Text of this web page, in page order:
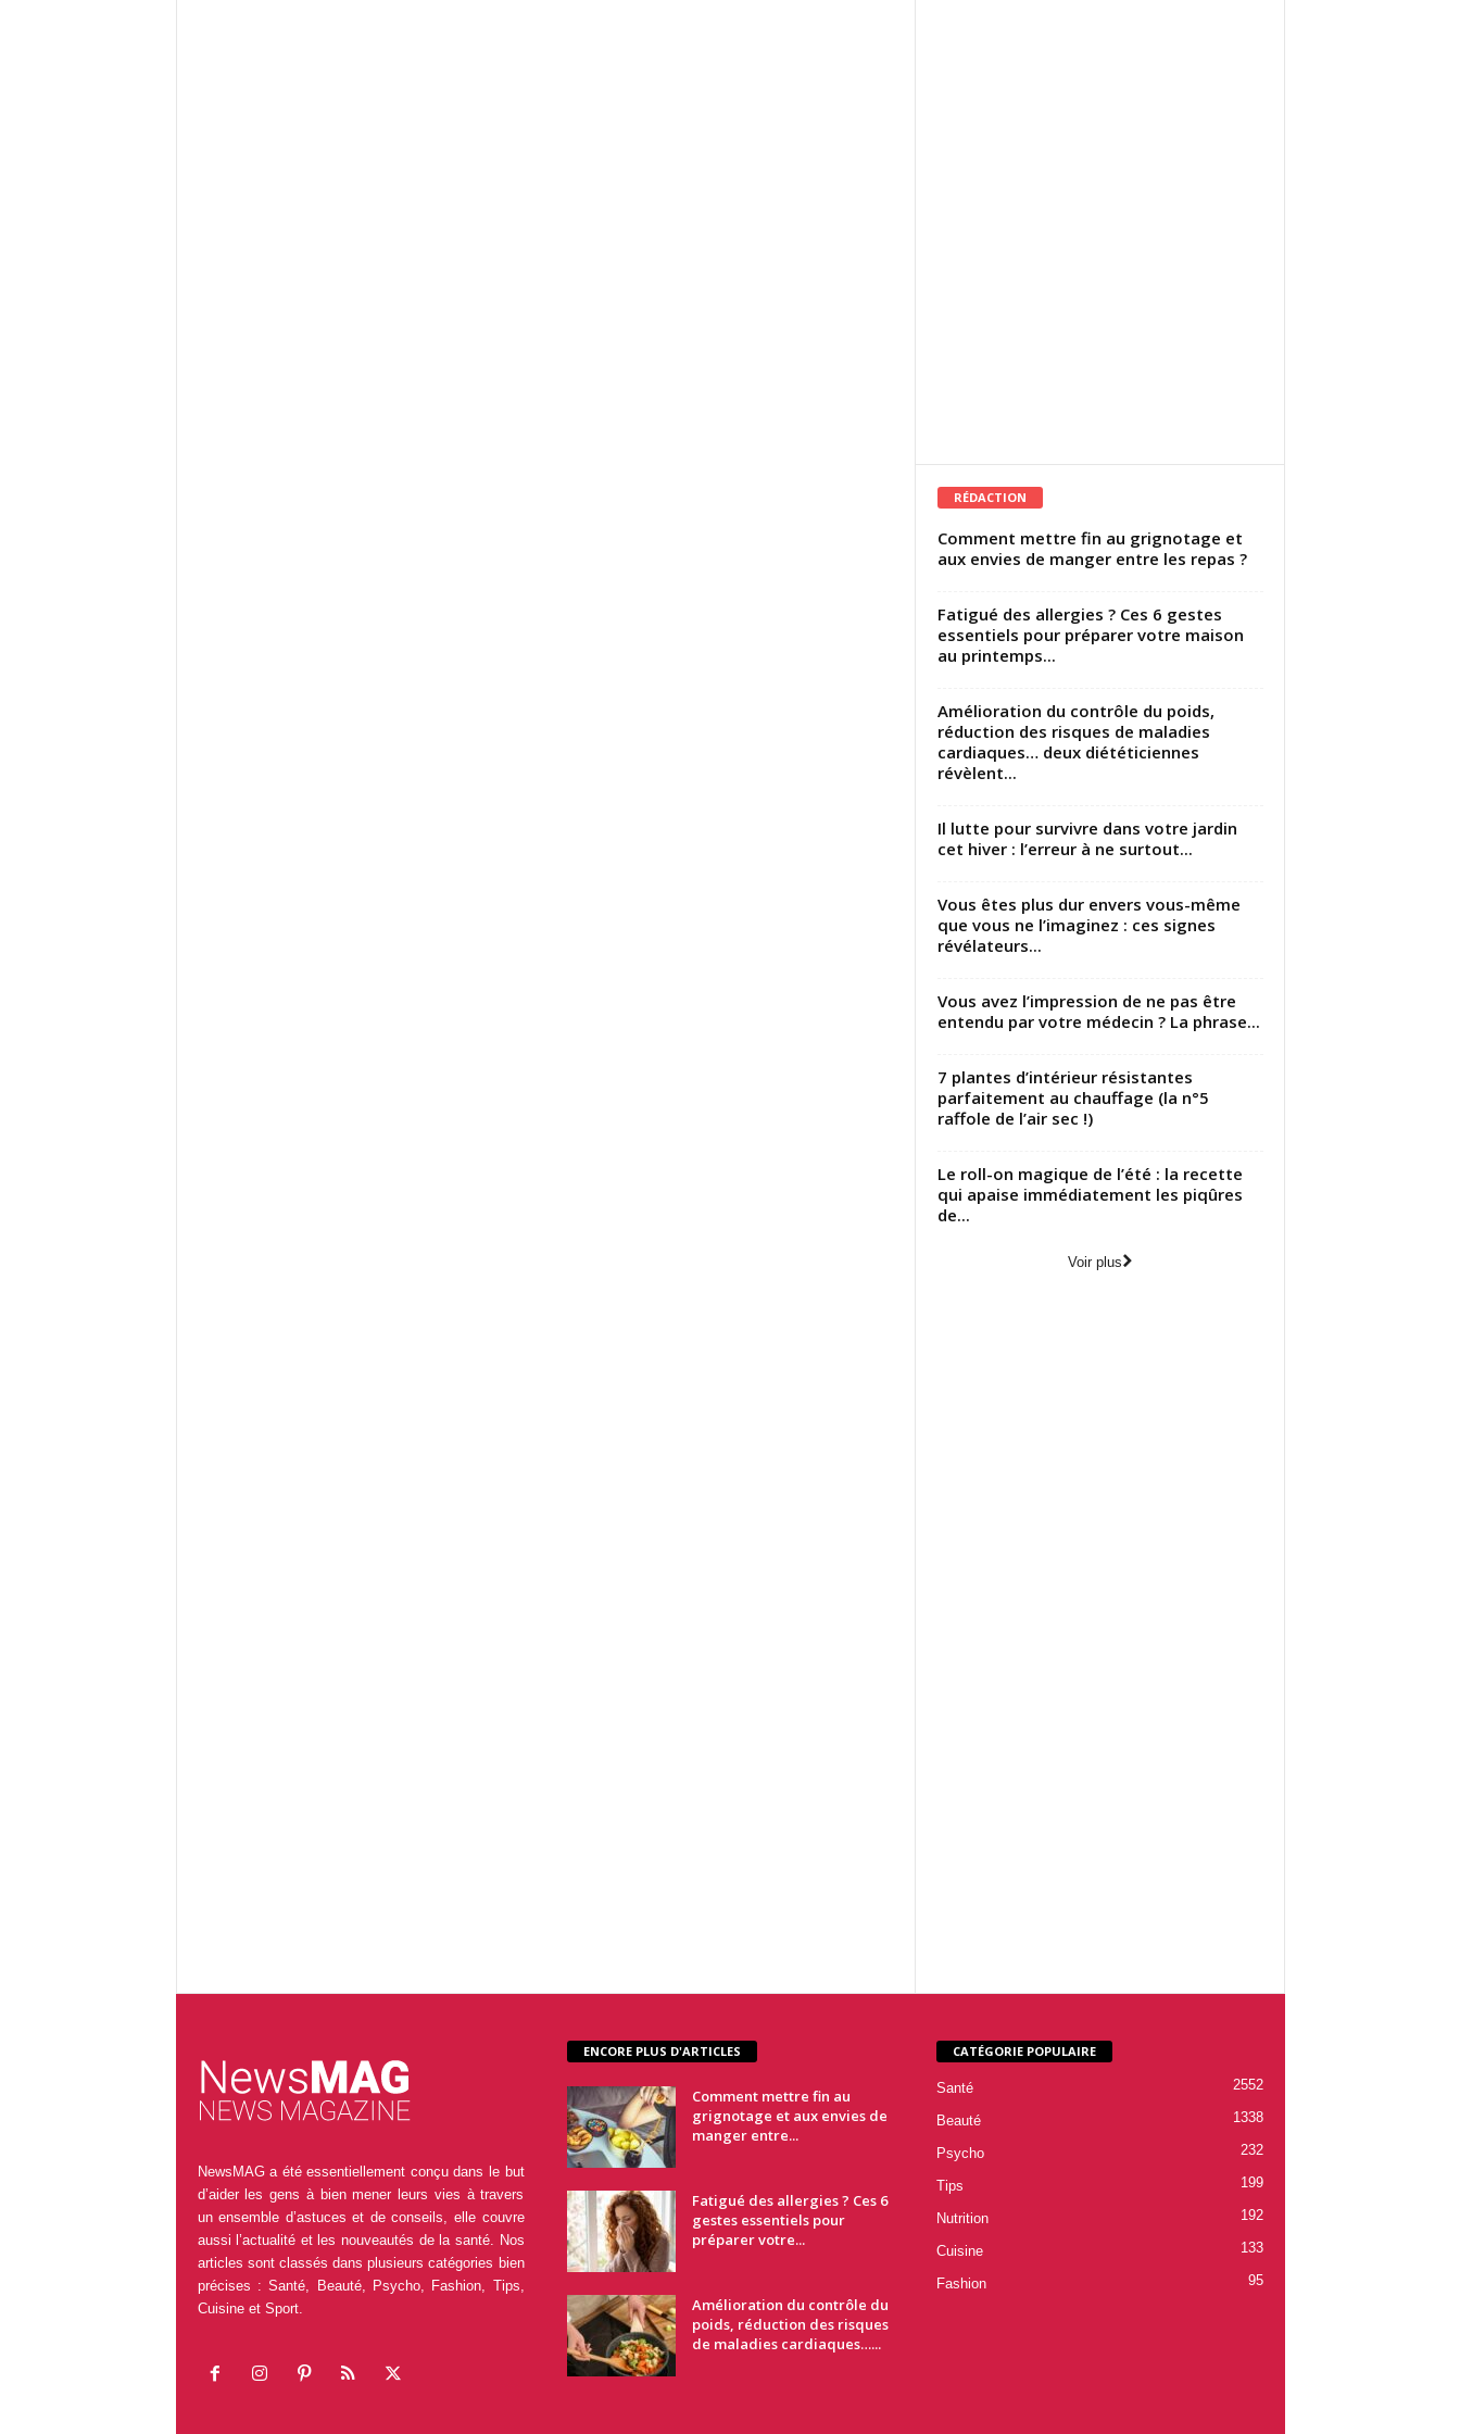
RÉDACTION
Comment mettre fin au grignotage et
aux envies de manger entre les repas ?
Fatigué des allergies ? Ces 6 gestes
essentiels pour préparer votre maison
au printemps...
Amélioration du contrôle du poids,
réduction des risques de maladies
cardiaques… deux diététiciennes
révèlent...
Il lutte pour survivre dans votre jardin
cet hiver : l’erreur à ne surtout...
Vous êtes plus dur envers vous-même
que vous ne l’imaginez : ces signes
révélateurs...
Vous avez l’impression de ne pas être
entendu par votre médecin ? La phrase...
7 plantes d’intérieur résistantes
parfaitement au chauffage (la n°5
raffole de l’air sec !)
Le roll-on magique de l’été : la recette
qui apaise immédiatement les piqûres
de...
Voir plus
NewsMAG a été essentiellement conçu dans le but
d’aider les gens à bien mener leurs vies à travers
un ensemble d’astuces et de conseils, elle couvre
aussi l’actualité et les nouveautés de la santé. Nos
articles sont classés dans plusieurs catégories bien
précises : Santé, Beauté, Psycho, Fashion, Tips,
Cuisine et Sport.
ENCORE PLUS D'ARTICLES
Comment mettre fin au
grignotage et aux envies de
manger entre...
Fatigué des allergies ? Ces 6
gestes essentiels pour
préparer votre...
Amélioration du contrôle du
poids, réduction des risques
de maladies cardiaques…...
CATÉGORIE POPULAIRE
Santé 2552
Beauté 1338
Psycho 232
Tips 199
Nutrition 192
Cuisine 133
Fashion 95